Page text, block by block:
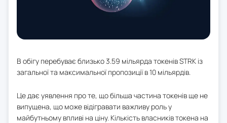
В обігу перебуває близько 3.59 мільярда токенів STRK із
загальної та максимальної пропозиції в 10 мільярдів.
Це дає уявлення про те, що більша частина токенів ще не
випущена, що може відігравати важливу роль у
майбутньому впливі на ціну. Кількість власників токена на